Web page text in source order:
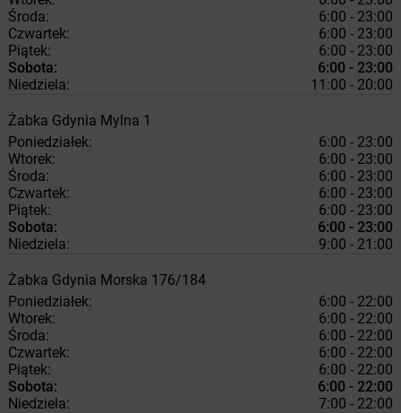
Środa:
6:00 - 23:00
Czwartek:
6:00 - 23:00
Piątek:
6:00 - 23:00
Sobota:
6:00 - 23:00
Niedziela:
11:00 - 20:00
Żabka Gdynia Mylna 1
Poniedziałek:
6:00 - 23:00
Wtorek:
6:00 - 23:00
Środa:
6:00 - 23:00
Czwartek:
6:00 - 23:00
Piątek:
6:00 - 23:00
Sobota:
6:00 - 23:00
Niedziela:
9:00 - 21:00
Żabka Gdynia Morska 176/184
Poniedziałek:
6:00 - 22:00
Wtorek:
6:00 - 22:00
Środa:
6:00 - 22:00
Czwartek:
6:00 - 22:00
Piątek:
6:00 - 22:00
Sobota:
6:00 - 22:00
Niedziela:
7:00 - 22:00